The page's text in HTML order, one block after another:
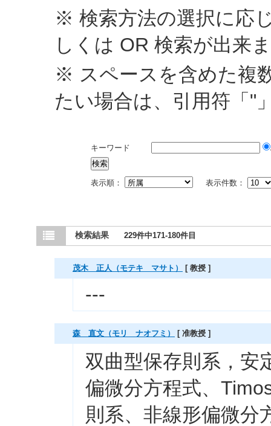
※ 検索方法の選択に応
しくは OR 検索が出来
※ スペースを含めた複
たい場合は、引用符「"
キーワード
表示順： 表示件数：
検索結果 229件中171-180件目
茂木 正人（モテキ マサト） [ 教授 ]
---
森 直文（モリ ナオフミ） [ 准教授 ]
双曲型保存則系，安
偏微分方程式、
則系、非線形偏微分